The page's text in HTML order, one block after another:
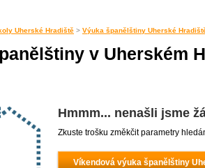
Uherské Hradiště > Výuka španělštiny Uherské
v Uherském
Hmmm... nenašli jsme
Zkuste trošku změkčit parametry
Víkendová výuka španělštiny